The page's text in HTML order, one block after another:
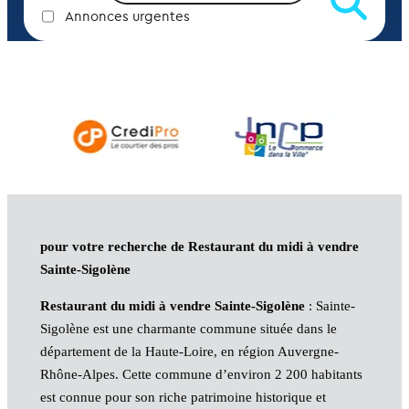
Annonces urgentes
pour votre recherche de Restaurant du midi à vendre
Sainte-Sigolène
Restaurant du midi à vendre Sainte-Sigolène: Sainte-
Sigolène est une charmante commune située dans le
département de la Haute-Loire, en région Auvergne-
Rhône-Alpes. Cette commune d’environ 2 200 habitants
est connue pour son riche patrimoine historique et